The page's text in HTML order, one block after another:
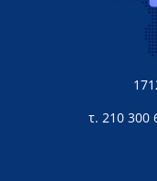
τ. 210 300